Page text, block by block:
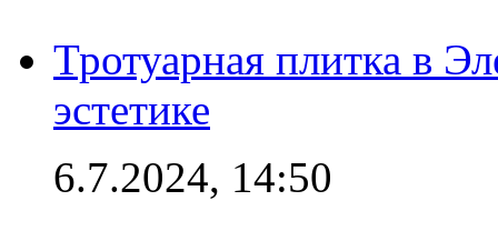
Тротуарная плитка в
эстетике
6.7.2024, 14:50